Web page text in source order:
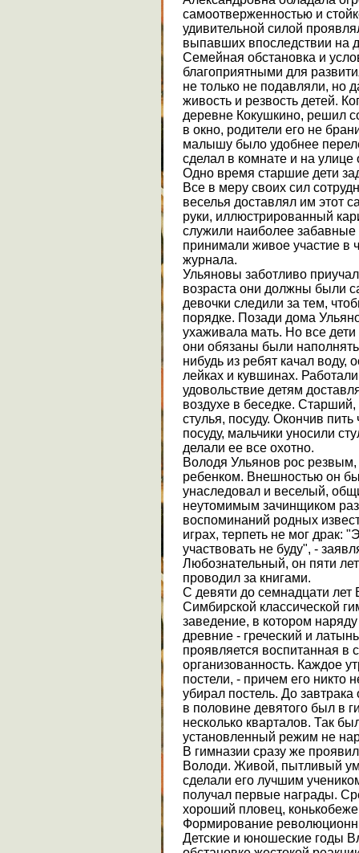
самоотверженностью и
удивительной силой
выпавших впоследствии на
Семейная обстановка и
благоприятными для
не только не подавляли, но
живость и резвость детей.
деревне Кокушкино, решил
в окно, родители его не
малышу было удобнее
сделал в комнате и на
Одно время старшие дети
Все в меру своих сил
веселья доставлял им этот
руки, иллюстрированный
служили наиболее забавные
принимали живое участие в
журнала.
Ульяновы заботливо
возраста они должны были
девочки следили за тем,
порядке. Позади дома
ухаживала мать. Но все
они обязаны были
нибудь из ребят качал воду,
лейках и кувшинах.
удовольствие детям
воздухе в беседке.
стулья, посуду. Окончив
посуду, мальчики уносили
делали ее все охотно.
Володя Ульянов рос
ребенком. Внешностью он
унаследовал и веселый,
неутомимым зачинщиком
воспоминаний родных
играх, терпеть не мог драк:
участвовать не буду", -
Любознательный, он пяти
проводил за книгами.
С девяти до семнадцати лет
Симбирской классической
заведение, в котором
древние - греческий и
проявляется воспитанная в
организованность. Каждое
постели, - причем его никто
убирал постель. До завтрака
в половине девятого был в
несколько кварталов. Так
установленный режим не
В гимназии сразу же
Володи. Живой, пытливый
сделали его лучшим
получал первые награды.
хороший пловец,
Формирование
Детские и юношеские годы